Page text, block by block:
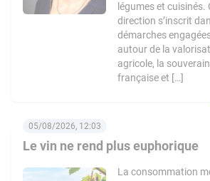
légumes et cuisinés.
direction s’inscrit
démarches
autour de la
agricole, la
française et […]
Le vin ne rend plus euphorique
05/08/2026, 12:03
La consommation